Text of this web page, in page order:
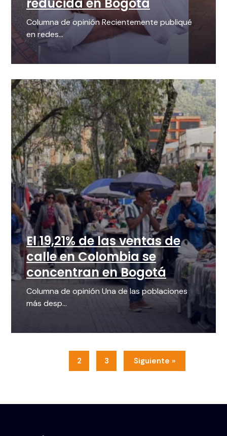
reducida en Bogotá
Columna de opinión Recientemente publiqué
en redes...
El 19,21% de las ventas de
calle en Colombia se
concentran en Bogotá
Columna de opinión Una de las poblaciones
más desp...
2 3 Siguiente »